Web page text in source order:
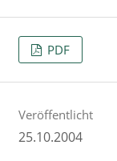
PDF
Veröffentlicht
25.10.2004